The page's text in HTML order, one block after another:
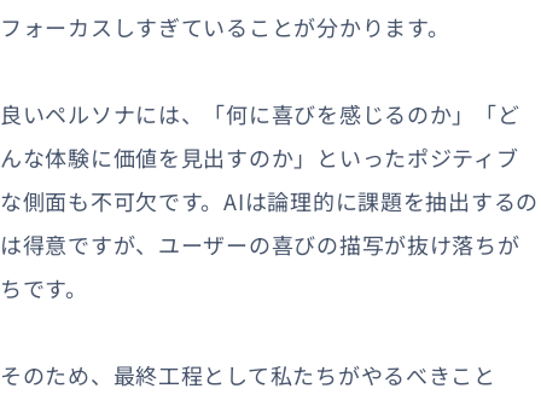
フォーカスしすぎていることが分かります。
良いペルソナには、「何に喜びを感じるのか」「ど
んな体験に価値を見出すのか」といったポジティブ
な側面も不可欠です。AIは論理的に課題を抽出するの
は得意ですが、ユーザーの喜びの描写が抜け落ちが
ちです。
そのため、最終工程として私たちがやるべきこと